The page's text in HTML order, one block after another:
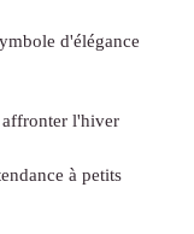
d'élégance
l'hiver
à petits